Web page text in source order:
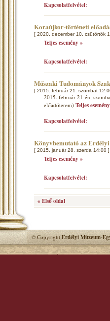
Kapcsolatfelvétel:
Koraújkor-történeti
[ 2020. december 10. csütörtök
Teljes esemény »
Kapcsolatfelvétel:
Műszaki Tudományok
[ 2015. február 21. szombat
2015. február 21-én,
előadóterem) Teljes
Kapcsolatfelvétel:
Könyvbemutató az
[ 2015. január 28. szerda 14:00 ]
Teljes esemény »
Kapcsolatfelvétel:
« Első oldal
© CopyrightErdélyi Múzeum-